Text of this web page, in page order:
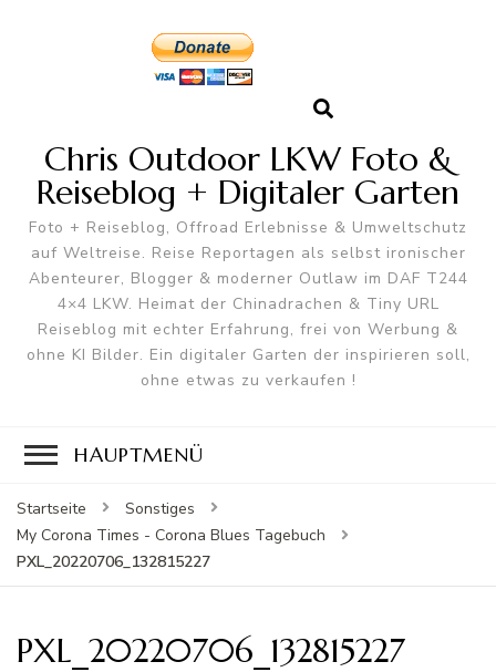
Chris Outdoor LKW Foto &
Reiseblog + Digitaler Garten
Foto + Reiseblog, Offroad Erlebnisse & Umweltschutz
auf Weltreise. Reise Reportagen als selbst ironischer
Abenteurer, Blogger & moderner Outlaw im DAF T244
4×4 LKW. Heimat der Chinadrachen & Tiny URL
Reiseblog mit echter Erfahrung, frei von Werbung &
ohne KI Bilder. Ein digitaler Garten der inspirieren soll,
ohne etwas zu verkaufen !
HAUPTMENÜ
Startseite
Sonstiges
My Corona Times - Corona Blues Tagebuch
PXL_20220706_132815227
PXL_20220706_132815227